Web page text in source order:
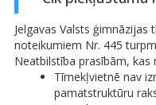
Jelgavas Valsts
noteikumiem Nr. 445
Neatbilstība prasībām,
Tīmekļvietnē nav
pamatstruktūru